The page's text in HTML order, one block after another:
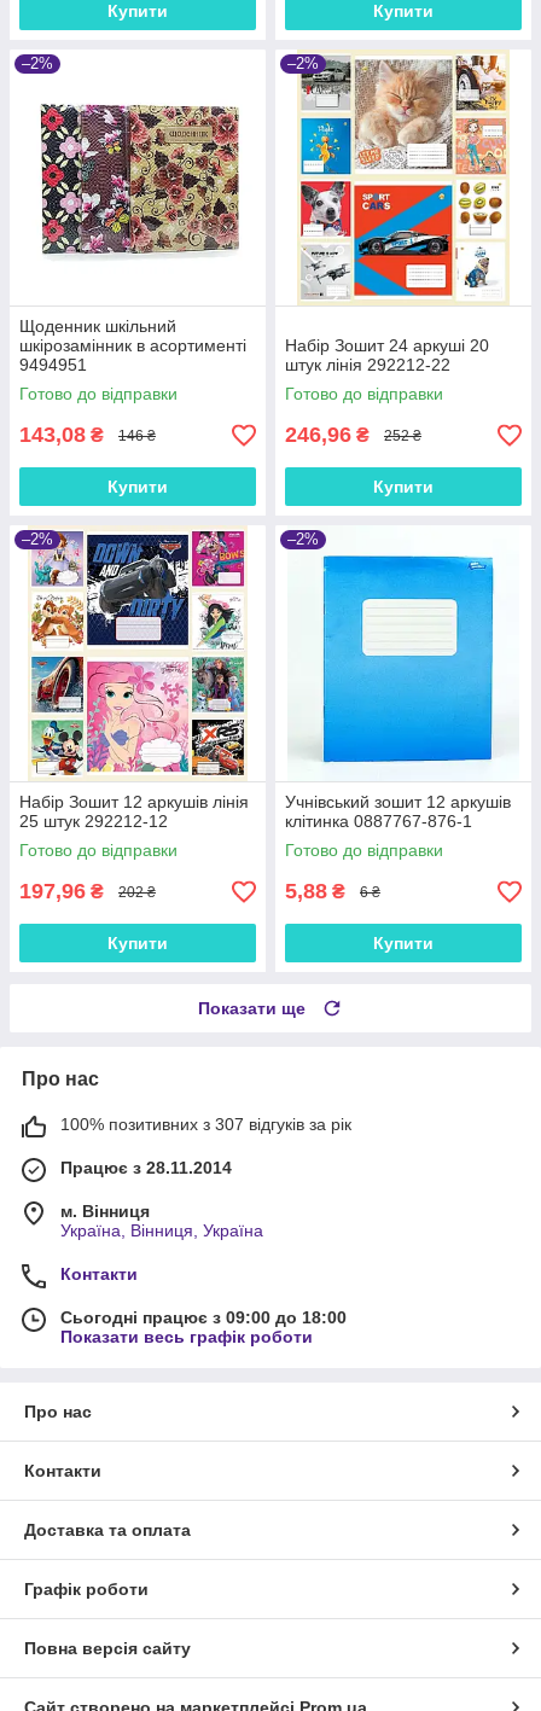
Купити Купити
–2%
Щоденник шкільний
шкірозамінник в асортименті
9494951
Готово до відправки
143,08 ₴ 146 ₴
Купити
–2%
Набір Зошит 24 аркуші 20
штук лінія 292212-22
Готово до відправки
246,96 ₴ 252 ₴
Купити
–2%
Набір Зошит 12 аркушів лінія
25 штук 292212-12
Готово до відправки
197,96 ₴ 202 ₴
Купити
–2%
Учнівський зошит 12 аркушів
клітинка 0887767-876-1
Готово до відправки
5,88 ₴ 6 ₴
Купити
Показати ще
Про нас
100% позитивних з 307 відгуків за рік
Працює з 28.11.2014
м. Вінниця
Україна, Вінниця, Україна
Контакти
Сьогодні працює з 09:00 до 18:00
Показати весь графік роботи
Про нас
Контакти
Доставка та оплата
Графік роботи
Повна версія сайту